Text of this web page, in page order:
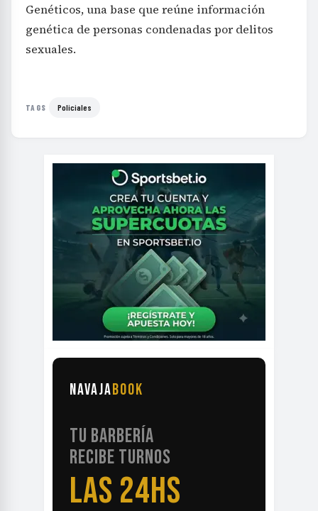
Genéticos, una base que reúne información
genética de personas condenadas por delitos
sexuales.
TAGS Policiales
NAVAJABOOK
TU BARBERÍA
RECIBE TURNOS
LAS 24HS